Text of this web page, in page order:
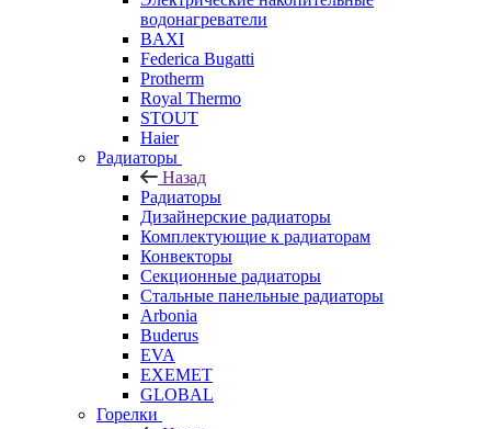
водонагреватели
BAXI
Federica Bugatti
Protherm
Royal Thermo
STOUT
Haier
Радиаторы
Назад
Радиаторы
Дизайнерские радиаторы
Комплектующие к радиаторам
Конвекторы
Секционные радиаторы
Стальные панельные радиаторы
Arbonia
Buderus
EVA
EXEMET
GLOBAL
Горелки